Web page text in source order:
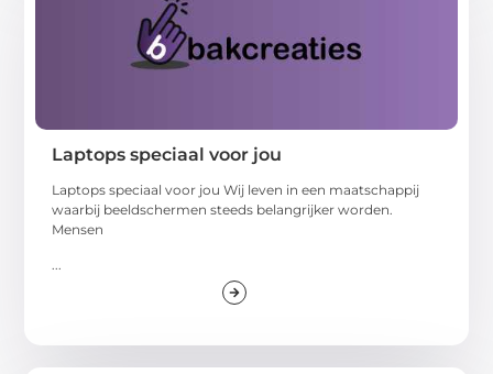
Laptops speciaal voor jou
Laptops speciaal voor jou Wij leven in een maatschappij
waarbij beeldschermen steeds belangrijker worden.
Mensen
...